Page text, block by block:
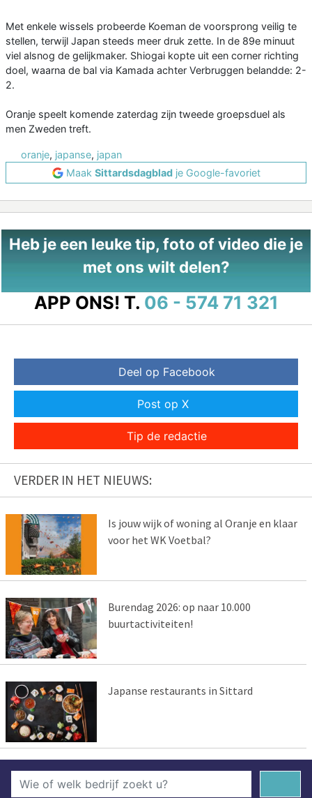
Met enkele wissels probeerde Koeman de voorsprong veilig te
stellen, terwijl Japan steeds meer druk zette. In de 89e minuut
viel alsnog de gelijkmaker. Shiogai kopte uit een corner richting
doel, waarna de bal via Kamada achter Verbruggen belandde: 2-
2.
Oranje speelt komende zaterdag zijn tweede groepsduel als
men Zweden treft.
oranje, japanse, japan
Maak Sittardsdagbladje Google-favoriet
Heb je een leuke tip, foto of video die je
met ons wilt delen?
APP ONS! T. 06 - 574 71 321
Deel op Facebook
Post op X
Tip de redactie
VERDER IN HET NIEUWS:
Is jouw wijk of woning al Oranje en klaar
voor het WK Voetbal?
Burendag 2026: op naar 10.000
buurtactiviteiten!
Japanse restaurants in Sittard